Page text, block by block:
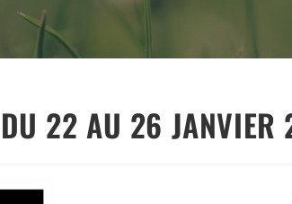
22 AU 26 JANVIER